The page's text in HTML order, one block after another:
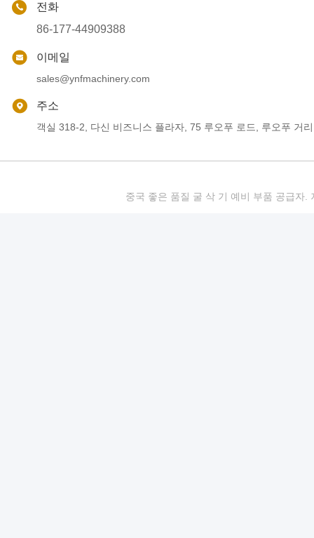
전화
86-177-44909388
이메일
sales@ynfmachinery.com
주소
객실 318-2, 다신 비즈니스 플라자, 75 루오푸 로드, 루오푸 거
중국 좋은 품질 굴 삭 기 예비 부품 공급자